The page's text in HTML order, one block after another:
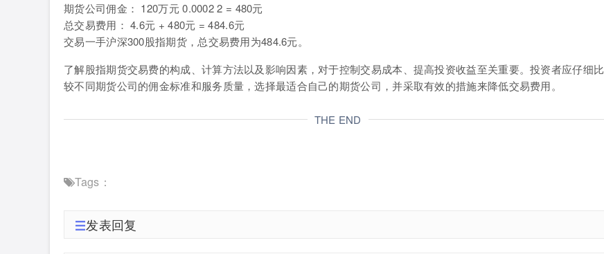
期货公司佣金： 120万元 0.0002 2 = 480元
总交易费用： 4.6元 + 480元 = 484.6元
交易一手沪深300股指期货，总交易费用为484.6元。
了解股指期货交易费的构成、计算方法以及影响因素，对于控制交易成本、提高投资收益至关重要。投资者应仔细比
较不同期货公司的佣金标准和服务质量，选择最适合自己的期货公司，并采取有效的措施来降低交易费用。
THE END
Tags：
发表回复